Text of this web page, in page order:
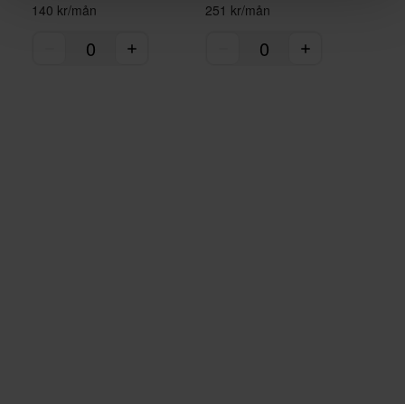
140 kr/mån 251 kr/mån